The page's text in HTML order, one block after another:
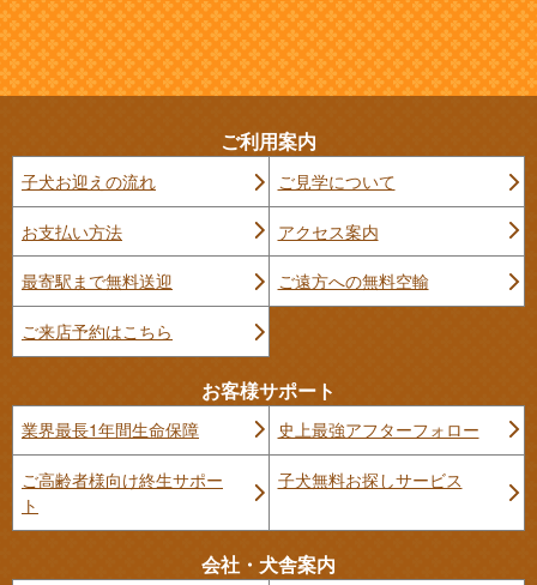
ご利用案内
子犬お迎えの流れ ご見学について
お支払い方法 アクセス案内
最寄駅まで無料送迎 ご遠方への無料空輸
ご来店予約はこちら
お客様サポート
業界最長1年間生命保障 史上最強アフターフォロー
ご高齢者様向け終生サポー
ト
子犬無料お探しサービス
会社・犬舎案内